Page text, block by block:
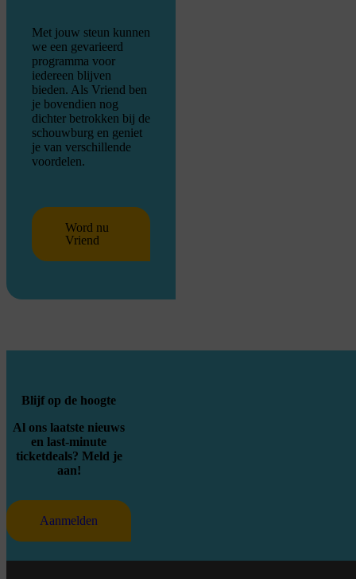
Met jouw steun kunnen
we een gevarieerd
programma voor
iedereen blijven
bieden. Als Vriend ben
je bovendien nog
dichter betrokken bij de
schouwburg en geniet
je van verschillende
voordelen.
Word nu
Vriend
Blijf op de hoogte
Al ons laatste nieuws
en last-minute
ticketdeals? Meld je
aan!
Aanmelden